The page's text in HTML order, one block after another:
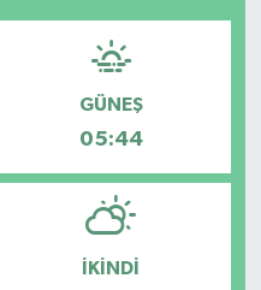
GÜNEŞ
05:44
İKINDI